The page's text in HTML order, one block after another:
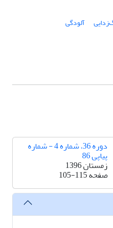
آلودگی
دوره 36، شماره 4 - شماره
پیاپی 86
زمستان 1396
صفحه105-115